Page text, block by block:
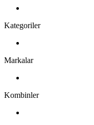
Kategoriler
Markalar
Kombinler